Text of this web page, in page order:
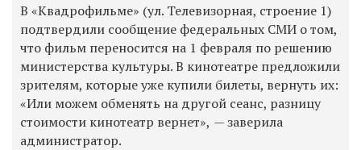
В «Квадрофильме» (ул. Телевизорная, строение 1)
подтвердили сообщение федеральных СМИ о том,
что фильм переносится на 1 февраля по решению
министерства культуры. В кинотеатре предложили
зрителям, которые уже купили билеты, вернуть их:
«Или можем обменять на другой сеанс, разницу
стоимости кинотеатр вернет», — заверила
администратор.